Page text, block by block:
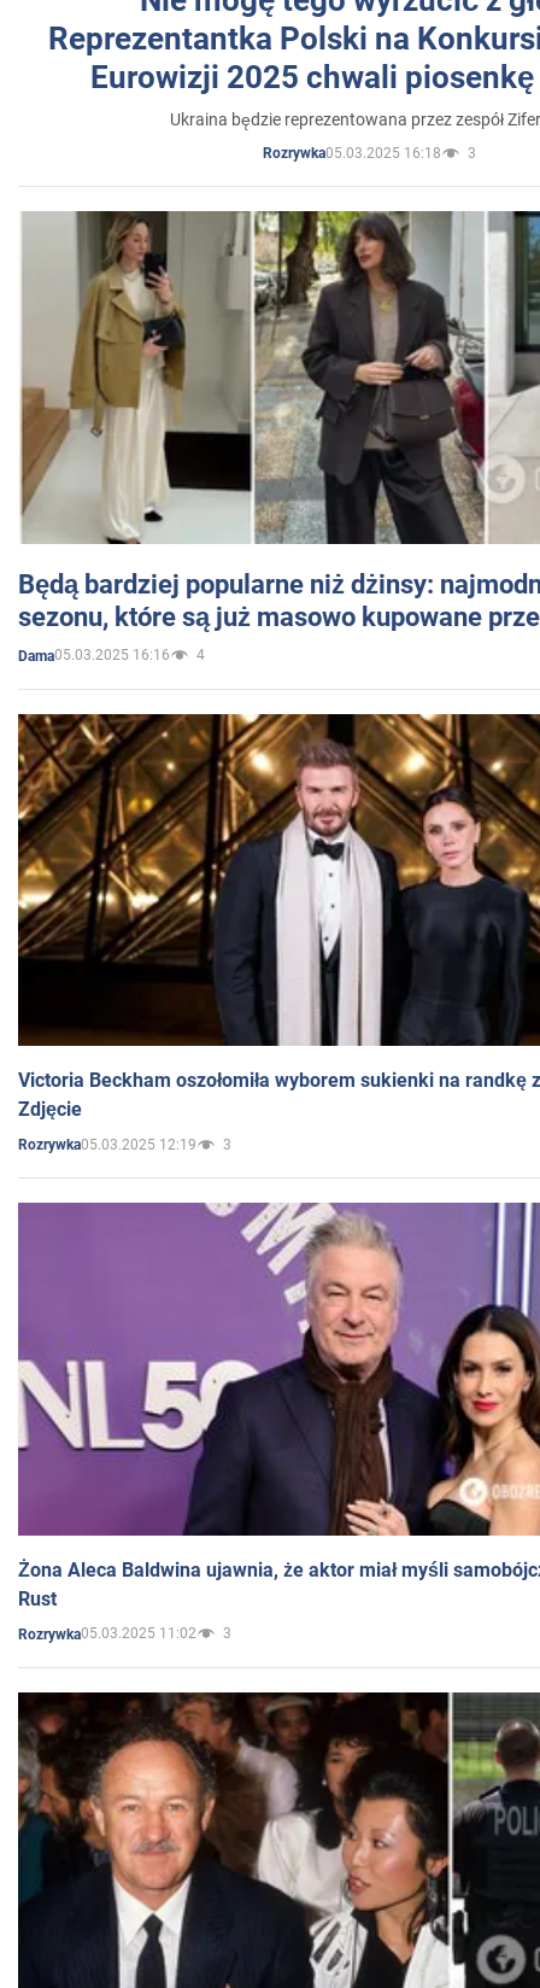
Reprezentantka Polski na
Eurowizji 2025 chwali
Ukraina będzie reprezentowana przez zespół
Rozrywka05.03.2025 16:18 3
Będą bardziej popularne niż dżinsy:
sezonu, które są już masowo kupowane
Dama05.03.2025 16:16 4
Victoria Beckham oszołomiła wyborem sukienki na randkę
Zdjęcie
Rozrywka05.03.2025 12:19 3
Żona Aleca Baldwina ujawnia, że aktor miał myśli
Rust
Rozrywka05.03.2025 11:02 3